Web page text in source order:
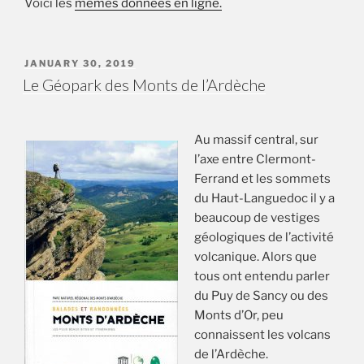
Voici les mêmes données en ligne.
PUBLIÉ
LE
JANUARY 30, 2019
Le Géopark des Monts de l’Ardèche
Au massif central, sur
l’axe entre Clermont-
Ferrand et les sommets
du Haut-Languedoc il y a
beaucoup de vestiges
géologiques de l’activité
volcanique. Alors que
tous ont entendu parler
du Puy de Sancy ou des
Monts d’Or, peu
connaissent les volcans
de l’Ardèche.